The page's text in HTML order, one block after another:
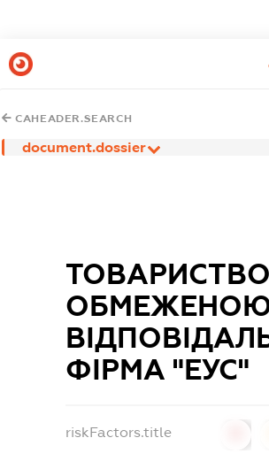
CAHEADER.SEARCH
document.dossier
ФІРМА "ЕУС"
riskFactors.title